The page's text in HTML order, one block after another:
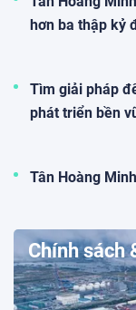
hơn ba thập kỷ
Tìm giải pháp
phát triển bền
Tân Hoàng
Chính sách